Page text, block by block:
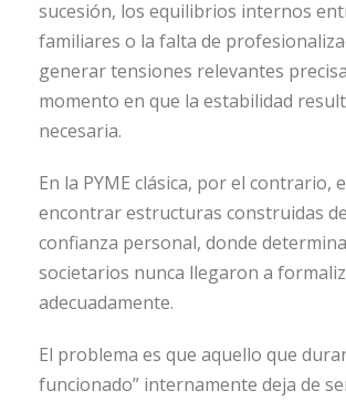
sucesión, los equilibrios internos
familiares o la falta de
generar tensiones relevantes
momento en que la estabilidad
necesaria.
En la PYME clásica, por el contrario,
encontrar estructuras construidas
confianza personal, donde
societarios nunca llegaron a
adecuadamente.
El problema es que aquello que
funcionado” internamente deja de